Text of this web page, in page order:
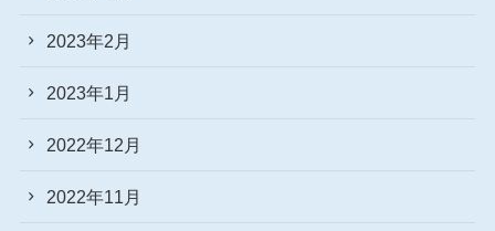
2023年2月
2023年1月
2022年12月
2022年11月